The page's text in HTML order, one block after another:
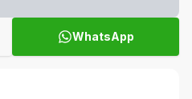
WhatsApp